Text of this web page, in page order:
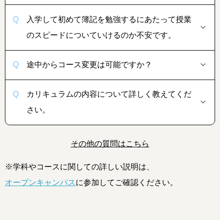
入学して初めて簿記を勉強するにあたって授業
のスピードについていけるのか不安です。
途中からコース変更は可能ですか？
カリキュラムの内容について詳しく教えてくだ
さい。
その他の質問はこちら
※学科やコースに関しての詳しい説明は、
オープンキャンパスに参加してご確認ください。